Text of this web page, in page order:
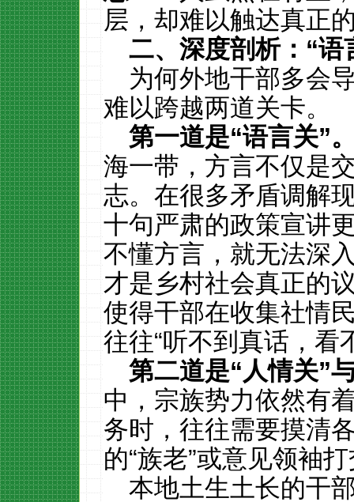
层，却难以触达真正
二、深度剖析： “语
为何外地干部多会
难以跨越两道关卡。
第一道是“语言关”
海一带，方言不仅是
志。在很多矛盾调解
十句严肃的政策宣讲
不懂方言，就无法深
才是乡村社会真正的
使得干部在收集社情
往往“听不到真话，看
第二道是“人情关”
中，宗族势力依然有
务时，往往需要摸清
的“族老”或意见领袖
本地土生土长的干